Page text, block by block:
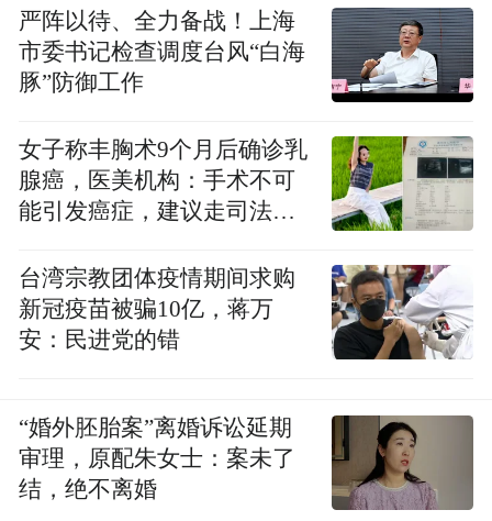
武汉局地将达37℃以上。
气象部门预测，13日至14日，全省晴天间多
黄冈、黄石、鄂州、咸宁等局地“坨子雨”和
雷暴大风。
其中恩施、宜昌、十堰、襄阳、黄冈、黄
石、武汉、鄂州、咸宁等局地“坨子雨”和雷
13日以后高温强度逐渐减弱，范围逐渐缩
小，预计15日省内大部地区最高气温将降至
35℃以下。
严阵以待、全力备战！上海
市委书记检查调度台风“白海
豚”防御工作
女子称丰胸术9个月后确诊乳
腺癌，医美机构：手术不可
能引发癌症，建议走司法途
台湾宗教团体疫情期间求购
新冠疫苗被骗10亿，蒋万
安：民进党的错
“婚外胚胎案”离婚诉讼延期
审理，原配朱女士：案未了
结，绝不离婚